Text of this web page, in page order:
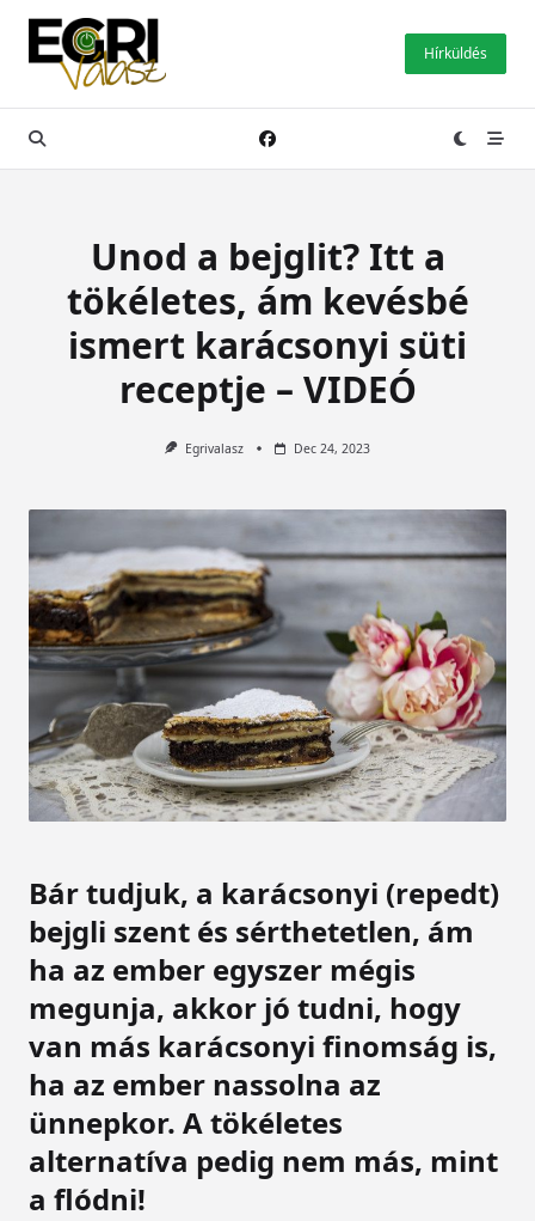
Skip
content
Hírküldés
Unod a bejglit? Itt a
tökéletes, ám kevésbé
ismert karácsonyi süti
receptje – VIDEÓ
Egrivalasz Dec 24, 2023
Bár tudjuk, a karácsonyi (repedt)
bejgli szent és sérthetetlen, ám
ha az ember egyszer mégis
megunja, akkor jó tudni, hogy
van más karácsonyi finomság is,
ha az ember nassolna az
ünnepkor. A tökéletes
alternatíva pedig nem más, mint
a flódni!